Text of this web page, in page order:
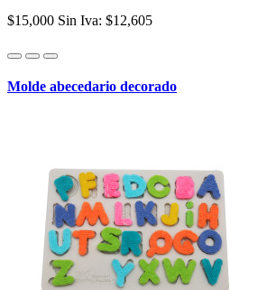
$15,000 Sin Iva: $12,605
Molde abecedario decorado